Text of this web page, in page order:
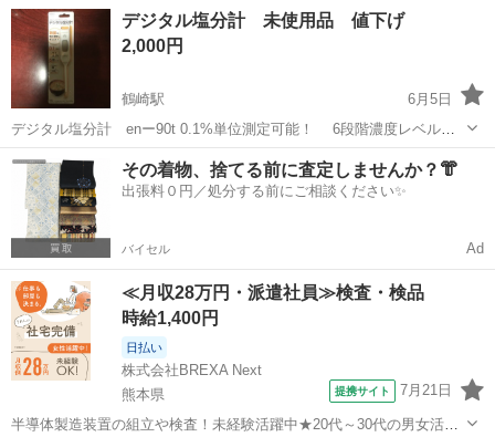
凍保存、作り置きの保存に便利なフードシーラーです。 ボタン操作で
簡単に真空...
大分 大分市 高城駅 キッチン家電
デジタル塩分計 未使用品 値下げ
2,000円
鶴崎駅
6月5日
デジタル塩分計 enー90t 0.1%単位測定可能！ 6段階濃度レベルま
で見れます！ dretec 未使用品 手渡し希望
大分 大分市 鶴崎駅 キッチン家電
その着物、捨てる前に査定しませんか？👘
出張料０円／処分する前にご相談ください✨
バイセル Ad
≪月収28万円・派遣社員≫検査・検品
時給1,400円
日払い
株式会社BREXA Next
熊本県
提携サイト 7月21日
半導体製造装置の組立や検査！未経験活躍中★20代～30代の男女活躍